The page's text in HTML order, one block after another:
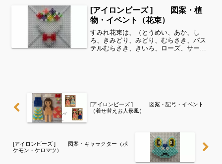
ら、他の図案もぜひ覗いてみてください^
^動物シリーズよりキ...
[アイロンビーズ ] 図案・植
物・イベント（花束）
すみれ花束は、（とうめい、あか、し
ろ、きみどり、みどり、むらさき、パス
テルむらさき、きいろ、ローズ、サーモ
[アイロンビーズ ] 図案・記号・イベント
（着せ替えお人形風）
[アイロンビーズ ] 図案・キャラクター（ポ
ケモン・ケロマツ）